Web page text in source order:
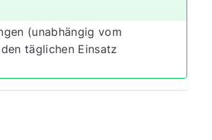
(unabhängig vom
täglichen Einsatz